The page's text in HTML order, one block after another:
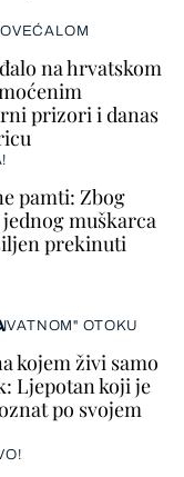
na hrvatskom
prizori i danas
pamti: Zbog
muškarca
prekinuti
OTOKU
kojem živi samo
Ljepotan koji je
po svojem